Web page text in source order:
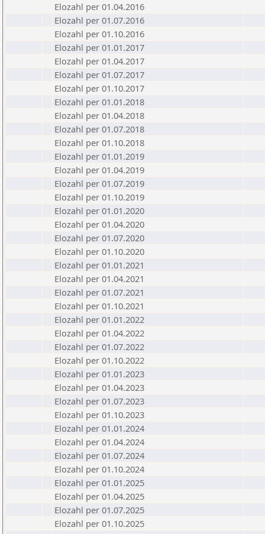
Elozahl per 01.04.2016
Elozahl per 01.07.2016
Elozahl per 01.10.2016
Elozahl per 01.01.2017
Elozahl per 01.04.2017
Elozahl per 01.07.2017
Elozahl per 01.10.2017
Elozahl per 01.01.2018
Elozahl per 01.04.2018
Elozahl per 01.07.2018
Elozahl per 01.10.2018
Elozahl per 01.01.2019
Elozahl per 01.04.2019
Elozahl per 01.07.2019
Elozahl per 01.10.2019
Elozahl per 01.01.2020
Elozahl per 01.04.2020
Elozahl per 01.07.2020
Elozahl per 01.10.2020
Elozahl per 01.01.2021
Elozahl per 01.04.2021
Elozahl per 01.07.2021
Elozahl per 01.10.2021
Elozahl per 01.01.2022
Elozahl per 01.04.2022
Elozahl per 01.07.2022
Elozahl per 01.10.2022
Elozahl per 01.01.2023
Elozahl per 01.04.2023
Elozahl per 01.07.2023
Elozahl per 01.10.2023
Elozahl per 01.01.2024
Elozahl per 01.04.2024
Elozahl per 01.07.2024
Elozahl per 01.10.2024
Elozahl per 01.01.2025
Elozahl per 01.04.2025
Elozahl per 01.07.2025
Elozahl per 01.10.2025